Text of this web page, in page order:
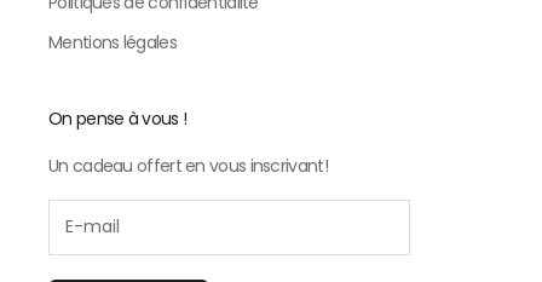
Mentions légales
On pense à vous !
Un cadeau offert en vous inscrivant!